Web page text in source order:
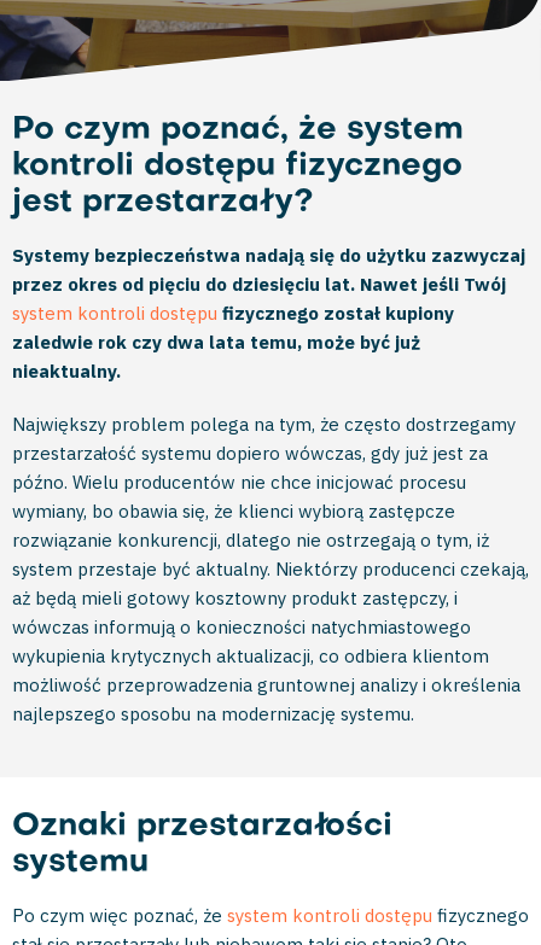
Po czym poznać, że system
kontroli dostępu fizycznego
jest przestarzały?
Systemy bezpieczeństwa nadają się do użytku zazwyczaj
przez okres od pięciu do dziesięciu lat. Nawet jeśli Twój
system kontroli dostępu fizycznego został kupiony
zaledwie rok czy dwa lata temu, może być już
nieaktualny.
Największy problem polega na tym, że często dostrzegamy
przestarzałość systemu dopiero wówczas, gdy już jest za
późno. Wielu producentów nie chce inicjować procesu
wymiany, bo obawia się, że klienci wybiorą zastępcze
rozwiązanie konkurencji, dlatego nie ostrzegają o tym, iż
system przestaje być aktualny. Niektórzy producenci czekają,
aż będą mieli gotowy kosztowny produkt zastępczy, i
wówczas informują o konieczności natychmiastowego
wykupienia krytycznych aktualizacji, co odbiera klientom
możliwość przeprowadzenia gruntownej analizy i określenia
najlepszego sposobu na modernizację systemu.
Oznaki przestarzałości
systemu
Po czym więc poznać, że system kontroli dostępu fizycznego